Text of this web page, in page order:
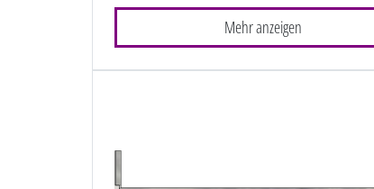
Mehr anzeigen